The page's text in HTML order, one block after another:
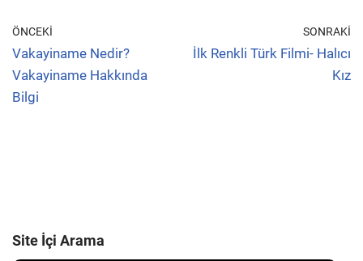
ÖNCEKI
Vakayiname Nedir?
Vakayiname Hakkında
Bilgi
SONRAKI
İlk Renkli Türk Filmi- Halıcı
Kız
Site İçi Arama